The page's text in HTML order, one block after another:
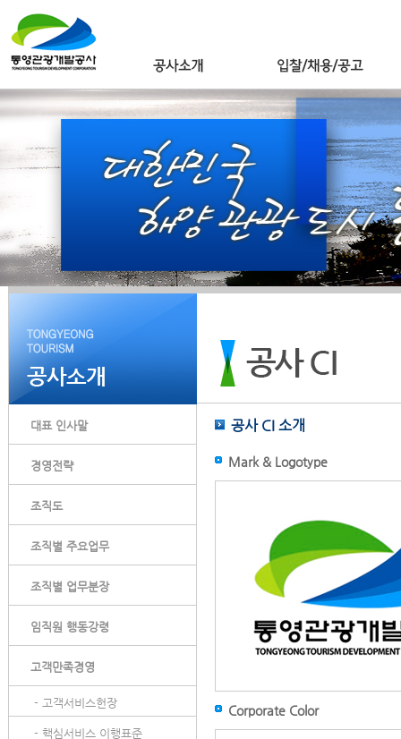
대표 인사말
경영전략
조직도
조직별 주요업무
조직별 업무분장
임직원 행동강령
고객만족경영
- 고객서비스헌장
- 핵심서비스 이행표준
공사 CI 소개
Mark & Logotype
Corporate Color